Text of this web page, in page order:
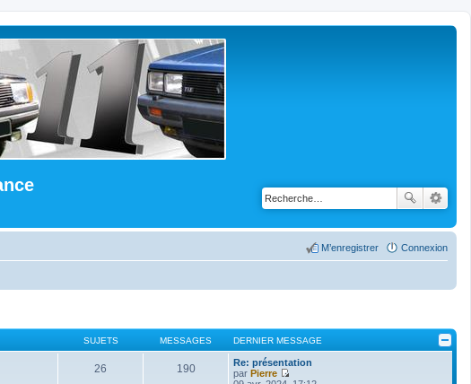
Connexion
M’enregistrer
SUJETS MESSAGES DERNIER MESSAGE
26 190
Re: présentation
par Pierre
V